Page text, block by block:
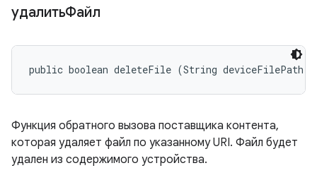
удалитьФайл
public boolean deleteFile (String deviceFilePath)
Функция обратного вызова поставщика контента,
которая удаляет файл по указанному URI. Файл будет
удален из содержимого устройства.